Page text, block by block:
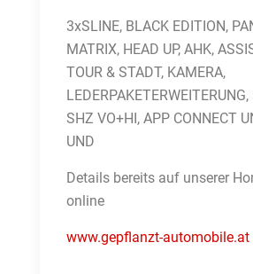
3xSLINE, BLACK EDITION,
MATRIX, HEAD UP, AHK,
TOUR & STADT, KAMERA,
SHZ VO+HI, APP CONNECT
UND
Details bereits auf unserer
online
www.gepflanzt-automobile.at